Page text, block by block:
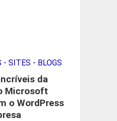
- SITES - BLOGS
da
Microsoft
o WordPress